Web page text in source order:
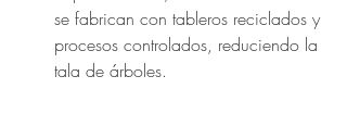
se fabrican con tableros reciclados y
procesos controlados, reduciendo la
tala de árboles.